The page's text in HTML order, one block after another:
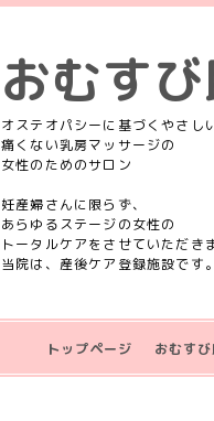
おむす
オステオパシーに基づくやさし
痛くない乳房マッサージの
女性のためのサロン
妊産婦さんに限らず、
あらゆるステージの女性の
トータルケアをさせていただき
当院は、産後ケア登録施設です。
トップページ おむす